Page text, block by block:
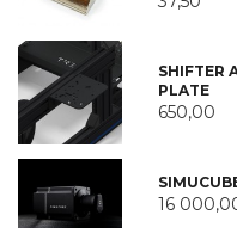
SHIFTER
PLATE
650,00
16